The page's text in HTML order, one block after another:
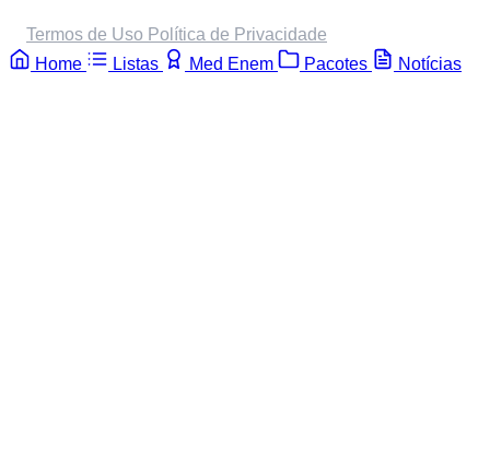
Termos de Uso Política de Privacidade
Home
Listas Med Enem Pacotes Notícias